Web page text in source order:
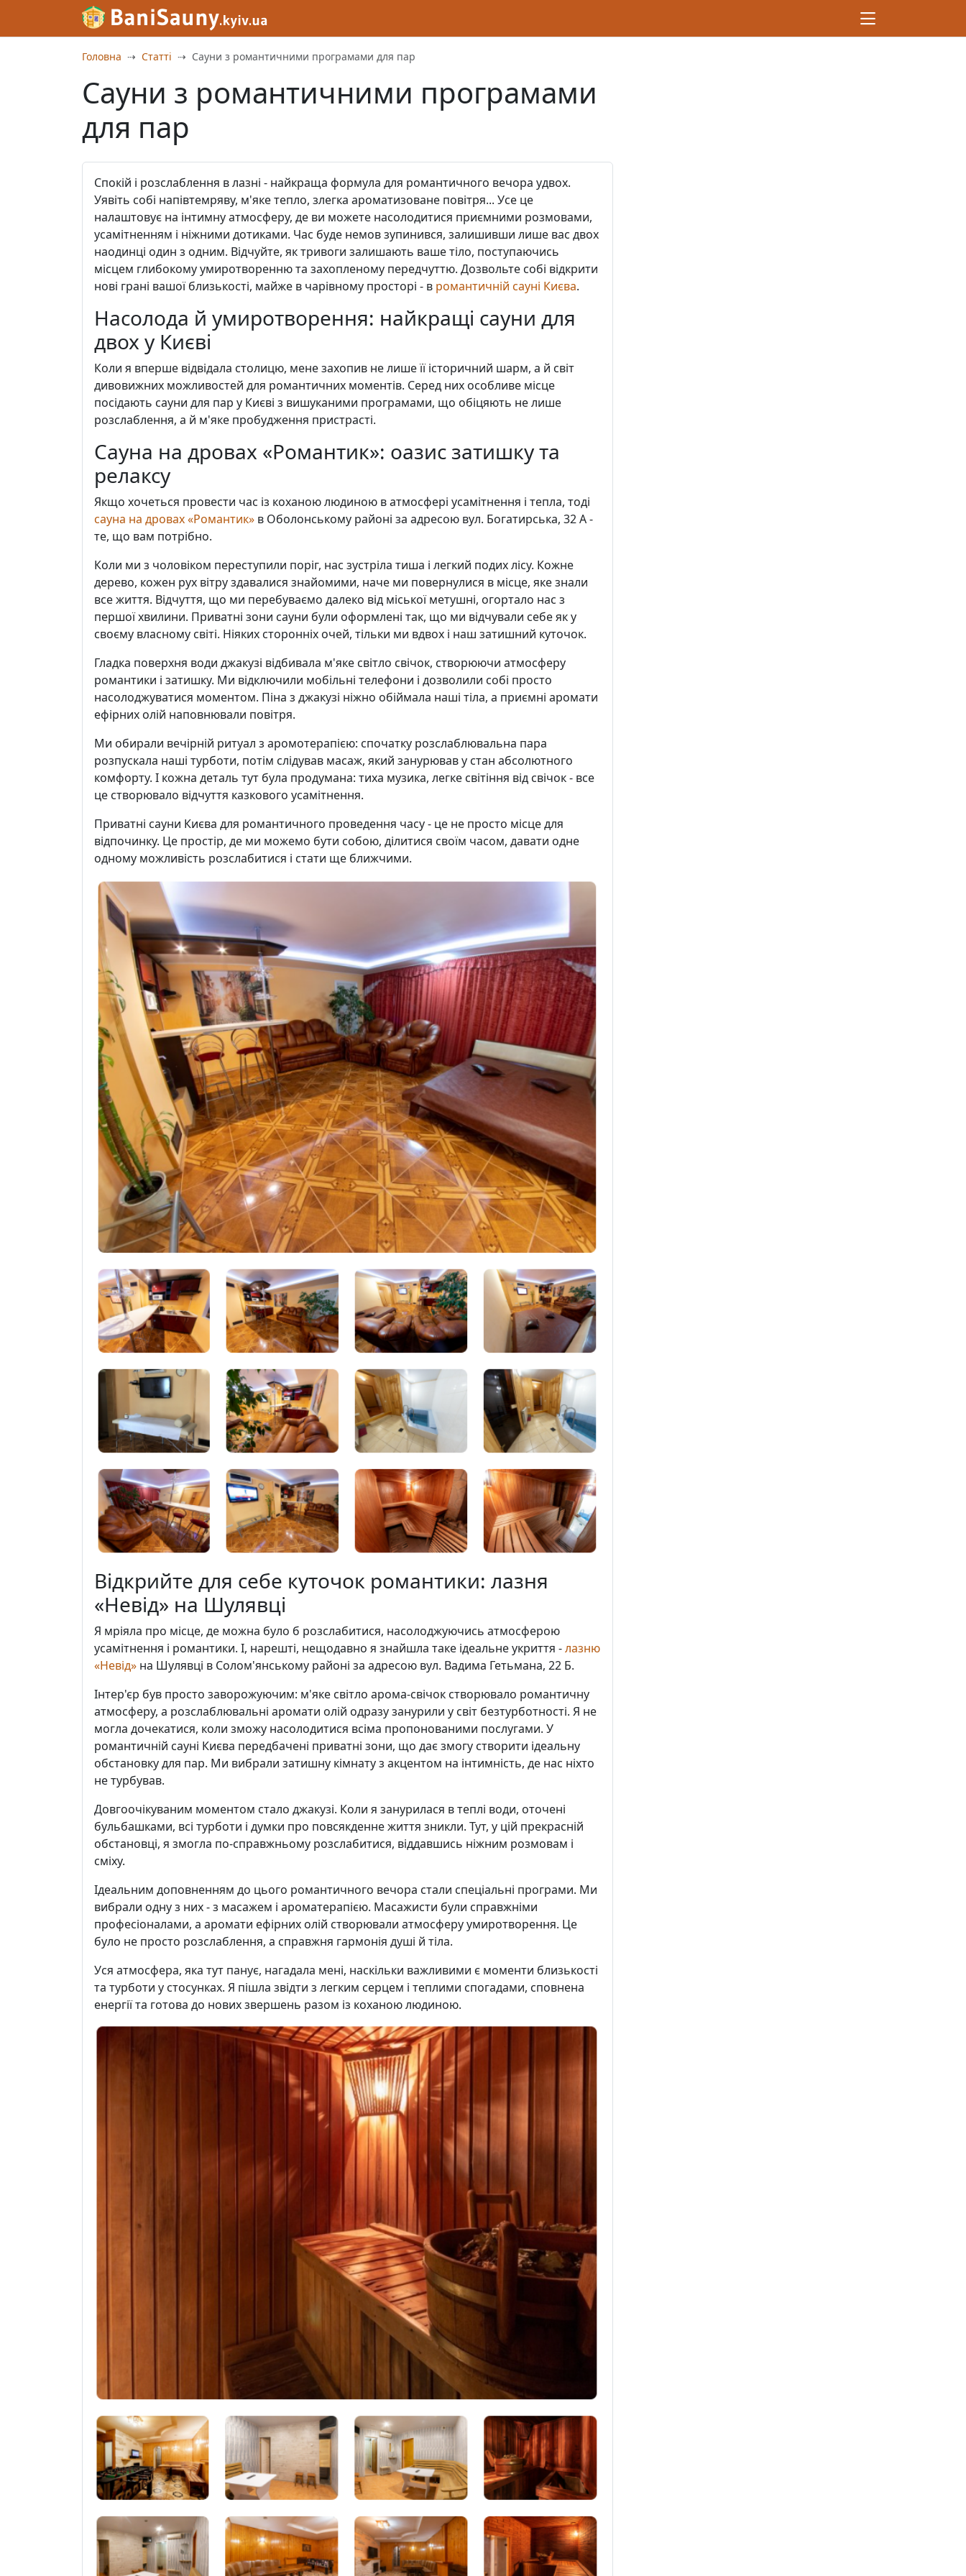
Головна Статті Сауни з романтичними програмами для пар
Сауни з романтичними програмами
для пар
Спокій і розслаблення в лазні - найкраща формула для романтичного вечора удвох.
Уявіть собі напівтемряву, м'яке тепло, злегка ароматизоване повітря... Усе це
налаштовує на інтимну атмосферу, де ви можете насолодитися приємними розмовами,
усамітненням і ніжними дотиками. Час буде немов зупинився, залишивши лише вас двох
наодинці один з одним. Відчуйте, як тривоги залишають ваше тіло, поступаючись
місцем глибокому умиротворенню та захопленому передчуттю. Дозвольте собі відкрити
нові грані вашої близькості, майже в чарівному просторі - в романтичній сауні Києва.
Насолода й умиротворення: найкращі сауни для
двох у Києві
Коли я вперше відвідала столицю, мене захопив не лише її історичний шарм, а й світ
дивовижних можливостей для романтичних моментів. Серед них особливе місце
посідають сауни для пар у Києві з вишуканими програмами, що обіцяють не лише
розслаблення, а й м'яке пробудження пристрасті.
Сауна на дровах «Романтик»: оазис затишку та
релаксу
Якщо хочеться провести час із коханою людиною в атмосфері усамітнення і тепла, тоді
сауна на дровах «Романтик» в Оболонському районі за адресою вул. Богатирська, 32 A -
те, що вам потрібно.
Коли ми з чоловіком переступили поріг, нас зустріла тиша і легкий подих лісу. Кожне
дерево, кожен рух вітру здавалися знайомими, наче ми повернулися в місце, яке знали
все життя. Відчуття, що ми перебуваємо далеко від міської метушні, огортало нас з
першої хвилини. Приватні зони сауни були оформлені так, що ми відчували себе як у
своєму власному світі. Ніяких сторонніх очей, тільки ми вдвох і наш затишний куточок.
Гладка поверхня води джакузі відбивала м'яке світло свічок, створюючи атмосферу
романтики і затишку. Ми відключили мобільні телефони і дозволили собі просто
насолоджуватися моментом. Піна з джакузі ніжно обіймала наші тіла, а приємні аромати
ефірних олій наповнювали повітря.
Ми обирали вечірній ритуал з аромотерапією: спочатку розслаблювальна пара
розпускала наші турботи, потім слідував масаж, який занурював у стан абсолютного
комфорту. І кожна деталь тут була продумана: тиха музика, легке світіння від свічок - все
це створювало відчуття казкового усамітнення.
Приватні сауни Києва для романтичного проведення часу - це не просто місце для
відпочинку. Це простір, де ми можемо бути собою, ділитися своїм часом, давати одне
одному можливість розслабитися і стати ще ближчими.
Відкрийте для себе куточок романтики: лазня
«Невід» на Шулявці
Я мріяла про місце, де можна було б розслабитися, насолоджуючись атмосферою
усамітнення і романтики. І, нарешті, нещодавно я знайшла таке ідеальне укриття -лазню
«Невід» на Шулявці в Солом'янському районі за адресою вул. Вадима Гетьмана, 22 Б.
Інтер'єр був просто заворожуючим: м'яке світло арома-свічок створювало романтичну
атмосферу, а розслаблювальні аромати олій одразу занурили у світ безтурботності. Я не
могла дочекатися, коли зможу насолодитися всіма пропонованими послугами. У
романтичній сауні Києва передбачені приватні зони, що дає змогу створити ідеальну
обстановку для пар. Ми вибрали затишну кімнату з акцентом на інтимність, де нас ніхто
не турбував.
Довгоочікуваним моментом стало джакузі. Коли я занурилася в теплі води, оточені
бульбашками, всі турботи і думки про повсякденне життя зникли. Тут, у цій прекрасній
обстановці, я змогла по-справжньому розслабитися, віддавшись ніжним розмовам і
сміху.
Ідеальним доповненням до цього романтичного вечора стали спеціальні програми. Ми
вибрали одну з них - з масажем і ароматерапією. Масажисти були справжніми
професіоналами, а аромати ефірних олій створювали атмосферу умиротворення. Це
було не просто розслаблення, а справжня гармонія душі й тіла.
Уся атмосфера, яка тут панує, нагадала мені, наскільки важливими є моменти близькості
та турботи у стосунках. Я пішла звідти з легким серцем і теплими спогадами, сповнена
енергії та готова до нових звершень разом із коханою людиною.